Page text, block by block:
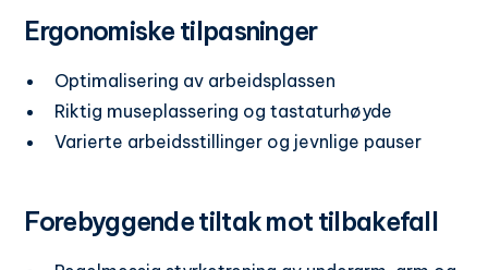
Ergonomiske tilpasninger
Optimalisering av arbeidsplassen
Riktig museplassering og tastaturhøyde
Varierte arbeidsstillinger og jevnlige pauser
Forebyggende tiltak mot tilbakefall